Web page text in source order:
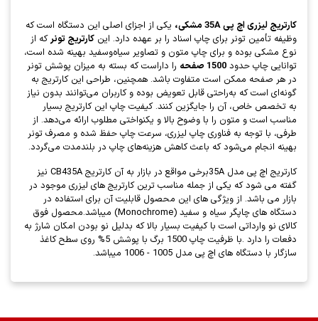
کارتریج لیزری اچ پی 35A مشکی ، یکی از اجزای اصلی این دستگاه است که
وظیفه تأمین تونر برای چاپ اسناد را بر عهده دارد. این کارتریج تونرکه از
نوع مشکی بوده و برای چاپ متون و تصاویر سیاه‌وسفید بهینه شده است،
توانایی چاپ حدود 1500 صفحه
را داراست که بسته به میزان پوشش تونر
در هر صفحه ممکن است متفاوت باشد. همچنین، طراحی این کارتریج به
گونه‌ای است که به‌راحتی قابل تعویض بوده و کاربران می‌توانند بدون نیاز
به تخصص خاص، آن را جایگزین کنند. کیفیت چاپ این کارتریج بسیار
مناسب است و متون را با وضوح بالا و یکنواختی مطلوب ارائه می‌دهد. از
طرفی، با توجه به فناوری چاپ لیزری، سرعت چاپ حفظ شده و مصرف تونر
بهینه انجام می‌شود که باعث کاهش هزینه‌های چاپ در بلندمدت می‌گردد.
کارتریج اچ پی مدل 35Aبرخی مواقع در بازار به آن کارتریج CB435A نیز
گفته می شود که یکی از جمله مناسب ترین کارتریج های لیزری موجود در
بازار می باشد. از ویژگی های این محصول قابلیت آن برای استفاده در
دستگاه های چاپگر سیاه و سفید (Monochrome) میباشد.محصول فوق
کالای نو وارداتی است با کیفیت بسیار بالا که بدلیل نو بودن امکان شارژ به
دفعات را دارد .با ظرفیت چاپ 1500 برگ با پوشش 5% روی سطح کاغذ
سازگار با دستگاه های اچ پی مدل 1005 - 1006 میباشد.